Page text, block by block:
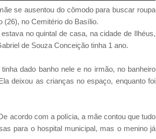
se ausentou do cômodo para buscar roupa
(26), no Cemitério do Basílio.
no quintal de casa, na cidade de Ilhéus,
de Souza Conceição tinha 1 ano.
dado banho nele e no irmão, no banheiro
deixou as crianças no espaço, enquanto foi
acordo com a polícia, a mãe contou que tudo
para o hospital municipal, mas o menino já